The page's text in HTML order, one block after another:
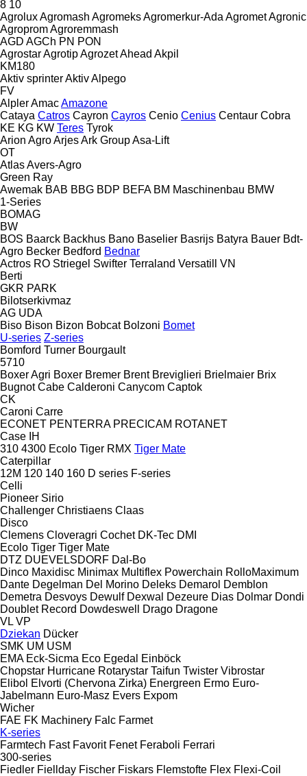
8 10
AgroluxAgromash AgromeksAgromerkur-Ada AgrometAgronic
AgropromAgroremmash
AGD AGCh PN PON
AgrostarAgrotipAgrozetAhead Akpil
KM180
Aktiv sprinterAktivAlpego
FV
AlplerAmacAmazone
Cataya Catros Cayron Cayros Cenio Cenius Centaur Cobra
KE KG KW Teres Tyrok
Arion AgroArjesArk GroupAsa-Lift
OT
AtlasAvers-Agro
Green Ray
Awemak BAB BBG BDP BEFA BM Maschinenbau BMW
1-Series
BOMAG
BW
BOS Baarck Backhus Bano Baselier Basrijs Batyra Bauer Bdt-
Agro Becker Bedford Bednar
Actros RO Striegel Swifter Terraland Versatill VN
Berti
GKR PARK
Bilotserkivmaz
AG UDA
Biso Bison Bizon Bobcat Bolzoni Bomet
U-series Z-series
Bomford Turner Bourgault
5710
Boxer Agri Boxer Bremer Brent Breviglieri Brielmaier Brix
Bugnot Cabe Calderoni Canycom Captok
CK
Caroni Carre
ECONET PENTERRA PRECICAM ROTANET
Case IH
310 4300 Ecolo Tiger RMX Tiger Mate
Caterpillar
12M 120 140 160 D series F-series
Celli
Pioneer Sirio
Challenger Christiaens Claas
Disco
Clemens Cloveragri Cochet DK-Tec DMI
Ecolo Tiger Tiger Mate
DTZ DUEVELSDORF Dal-Bo
Dinco Maxidisc Minimax Multiflex Powerchain RolloMaximum
Dante Degelman Del Morino Deleks Demarol Demblon
Demetra Desvoys Dewulf Dexwal Dezeure Dias Dolmar Dondi
Doublet Record Dowdeswell Drago Dragone
VL VP
Dziekan Dücker
SMK UM USM
EMA Eck-Sicma Eco Egedal
Einböck
Chopstar Hurricane Rotarystar Taifun Twister Vibrostar
Elibol Elvorti (Chervona Zirka) Energreen Ermo Euro-
Jabelmann Euro-Masz Evers Expom
Wicher
FAE FK Machinery Falc Farmet
K-series
Farmtech Fast Favorit Fenet Feraboli Ferrari
300-series
Fiedler Fiellday Fischer Fiskars Flemstofte Flex Flexi-Coil